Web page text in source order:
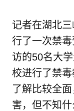
记者在湖北
行了一次禁
访的50名大
校进行了禁
了解比较全
害，但不知什